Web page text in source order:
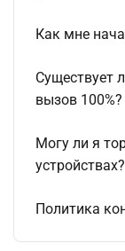
Как мне
Существует
вызов 100%?
Могу ли я
устройствах?
Политика